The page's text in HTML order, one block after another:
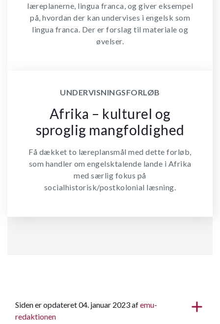
læreplanerne, lingua franca, og giver eksempel
på, hvordan der kan undervises i engelsk som
lingua franca. Der er forslag til materiale og
øvelser.
UNDERVISNINGSFORLØB
Afrika – kulturel og
sproglig mangfoldighed
Få dækket to læreplansmål med dette forløb,
som handler om engelsktalende lande i Afrika
med særlig fokus på
socialhistorisk/postkolonial læsning.
Siden er opdateret 04. januar 2023 afemu-
redaktionen